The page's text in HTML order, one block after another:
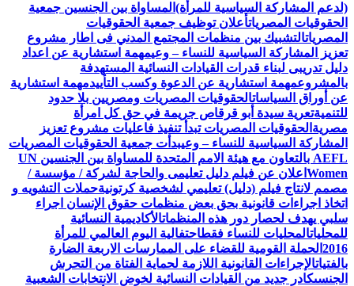
(لدعم المشاركة السياسية للمرأة) المساواة بين الجنسين جمعية
الحقوقيات المصرياتأعلان توظيف جمعية الحقوقيات
المصرياتالتشبيك بين منظمات المجتمع المدني فى اطار مشروع
تعزيز المشاركة السياسية للنساء – وعيمهمة استشارية عن اعداد
دليل تدريبى لبناء قدرات القيادات النسائية المستهدفة
بالمشروعمهمة استشارية عن الدعوة وكسب التأييدمهمة استشارية
عن أوراق السياساتالحقوقيات المصريات ومصريين بلا حدود
للتنميةتعرية سيدة أبو قرقاص جريمة في حق كل امرأة
مصرية الحقوقيات المصريات تبدأ تنفيذ فاعليات مشروع تعزيز
المشاركة السياسية للنساء – وعيبدأت جمعية الحقوقيات المصريات
AEFL بالتعاون مع هيئة الامم المتحدة للمساواة بين الجنسين UN
Women اعلان عن فيلم دليل تعليمى والحاجة لشركة / مؤسسة /
مصمم لانتاج فيلم (دليل) تعليمي لشخصية كرتونيةحملات التشويه و
اتخاذ اجراءات قانونية بحق بعض منظمات حقوق الإنسان اجراء
سلبي يهدف لحصار دور هذه المنظماتالأكاديمية النسائية
للمحلياتالمحليات للنساء فقطاحتفالية اليوم العالمي للمرأة
2016 الحملة القومية للقضاء على الممارسات الاربعة الضارة
بالفتياتالإجراءات القانونية اللازمة لحماية الفتاة من التحرش
الجنسىكادر جديد من القيادات النسائية لخوض الانتخابات الشعبية